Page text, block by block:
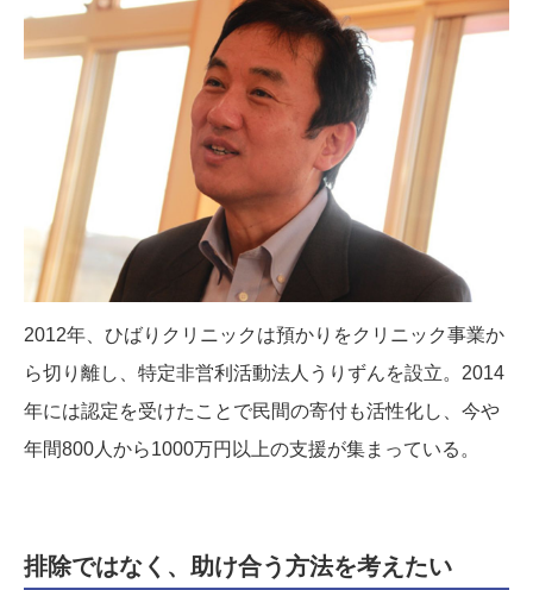
2012年、ひばりクリニックは預かりをクリニック事業か
ら切り離し、特定非営利活動法人うりずんを設立。2014
年には認定を受けたことで民間の寄付も活性化し、今や
年間800人から1000万円以上の支援が集まっている。
排除ではなく、助け合う方法を考えたい